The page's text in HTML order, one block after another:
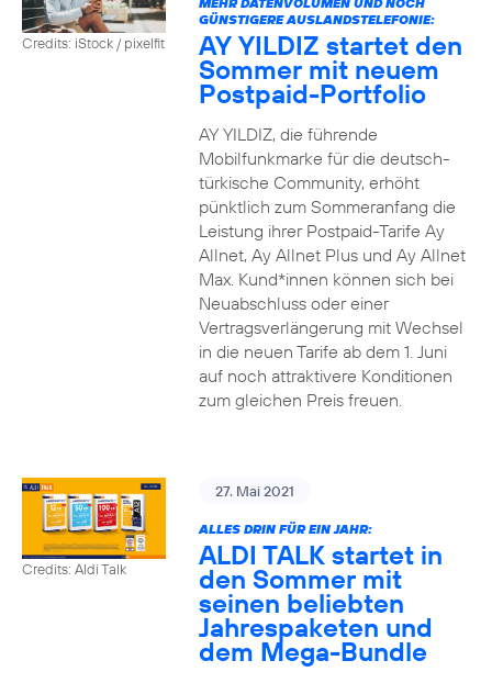
Credits: iStock / pixelfit
GÜNSTIGERE AUSLANDSTELEFONIE:
AY YILDIZ startet den
Sommer mit neuem
Postpaid-Portfolio
AY YILDIZ, die führende
Mobilfunkmarke für die deutsch-
türkische Community, erhöht
pünktlich zum Sommeranfang die
Leistung ihrer Postpaid-Tarife Ay
Allnet, Ay Allnet Plus und Ay Allnet
Max. Kund*innen können sich bei
Neuabschluss oder einer
Vertragsverlängerung mit Wechsel
in die neuen Tarife ab dem 1. Juni
auf noch attraktivere Konditionen
zum gleichen Preis freuen.
Credits: Aldi Talk
27. Mai 2021
ALLES DRIN FÜR EIN JAHR:
ALDI TALK startet in
den Sommer mit
seinen beliebten
Jahrespaketen und
dem Mega-Bundle